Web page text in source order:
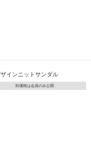
インニットサンダル
卸価格は会員のみ公開